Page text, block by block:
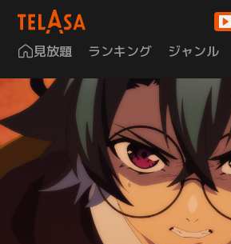
見放題 ランキング ジャンル